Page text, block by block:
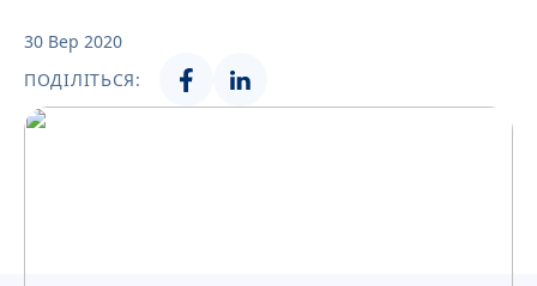
Azərbaycan
ქართული
30 Вер 2020
ПОДІЛІТЬСЯ: